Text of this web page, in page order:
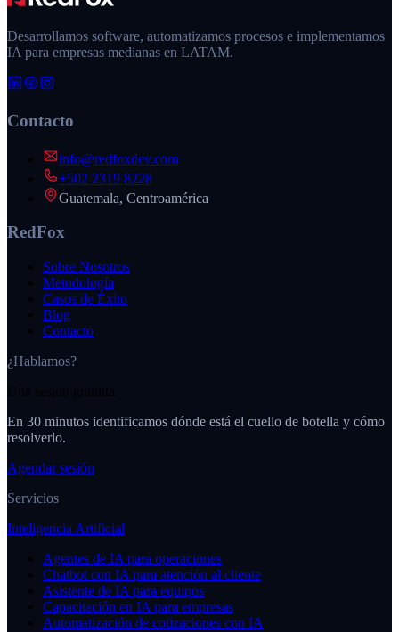
Desarrollamos software, automatizamos procesos e implementamos
IA para empresas medianas en LATAM.
Contacto
info@redfoxdev.com
+502 2319 8228
Guatemala, Centroamérica
RedFox
Sobre Nosotros
Metodología
Casos de Éxito
Blog
Contacto
¿Hablamos?
En 30 minutos identificamos dónde está el cuello de botella y cómo
resolverlo.
Agendar sesión
Servicios
Inteligencia Artificial
Agentes de IA para operaciones
Chatbot con IA para atención al cliente
Asistente de IA para equipos
Capacitación en IA para empresas
Automatización de cotizaciones con IA